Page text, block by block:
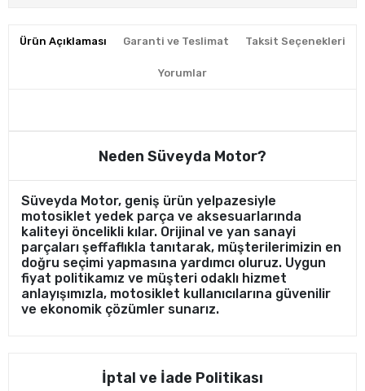
Ürün Açıklaması Garanti ve Teslimat Taksit Seçenekleri
Yorumlar
Neden Süveyda Motor?
Süveyda Motor, geniş ürün yelpazesiyle
motosiklet yedek parça ve aksesuarlarında
kaliteyi öncelikli kılar. Orijinal ve yan sanayi
parçaları şeffaflıkla tanıtarak, müşterilerimizin en
doğru seçimi yapmasına yardımcı oluruz. Uygun
fiyat politikamız ve müşteri odaklı hizmet
anlayışımızla, motosiklet kullanıcılarına güvenilir
ve ekonomik çözümler sunarız.
İptal ve İade Politikası